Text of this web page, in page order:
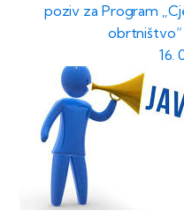
poziv za Program
obrtništvo“
16.